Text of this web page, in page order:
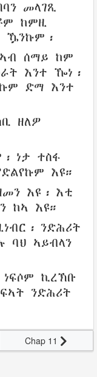
መላገጺ
ከምዚ
ዄንኩም ፡
ኣብ ሰማይ ከም
እንተ ዀነ፡
ድማ እንተ
ዘለዎ
፡ ነታ ተስፋ
እዩ።
እዩ፡ እቲ
ከኣ እዩ።
፡ ንድሕሪት
ባህ ኣይብላን
ነፍሶም ኪረኽቡ
ንድሕሪት
Chap 11